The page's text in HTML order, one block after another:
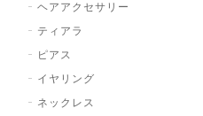
ヘアアクセサリー
ティアラ
ピアス
イヤリング
ネックレス